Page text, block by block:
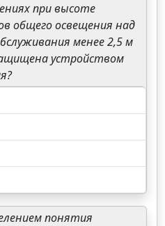
при высоте
общего освещения над
менее 2,5 м
устройством
понятия